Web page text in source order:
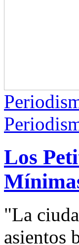
Los
"La
asientos